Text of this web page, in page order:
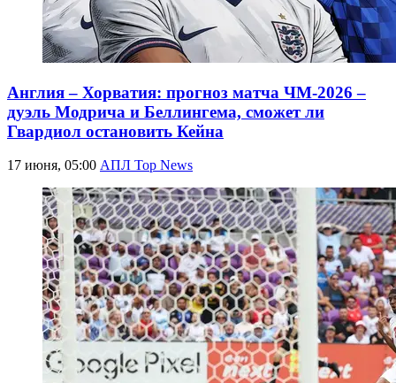
Англия – Хорватия: прогноз матча ЧМ-2026 –
дуэль Модрича и Беллингема, сможет ли
Гвардиол остановить Кейна
17 июня, 05:00 АПЛ Top News